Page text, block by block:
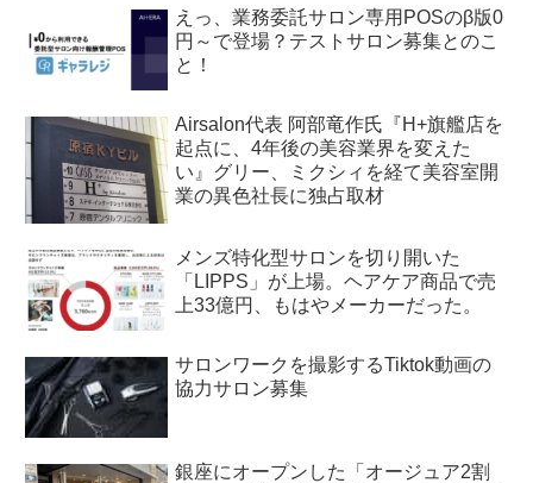
えっ、業務委託サロン専用POSのβ版0
円～で登場？テストサロン募集とのこ
と！
Airsalon代表 阿部竜作氏『H+旗艦店を
起点に、4年後の美容業界を変えた
い』グリー、ミクシィを経て美容室開
業の異色社長に独占取材
メンズ特化型サロンを切り開いた
「LIPPS」が上場。ヘアケア商品で売
上33億円、もはやメーカーだった。
サロンワークを撮影するTiktok動画の
協力サロン募集
銀座にオープンした「オージュア2割